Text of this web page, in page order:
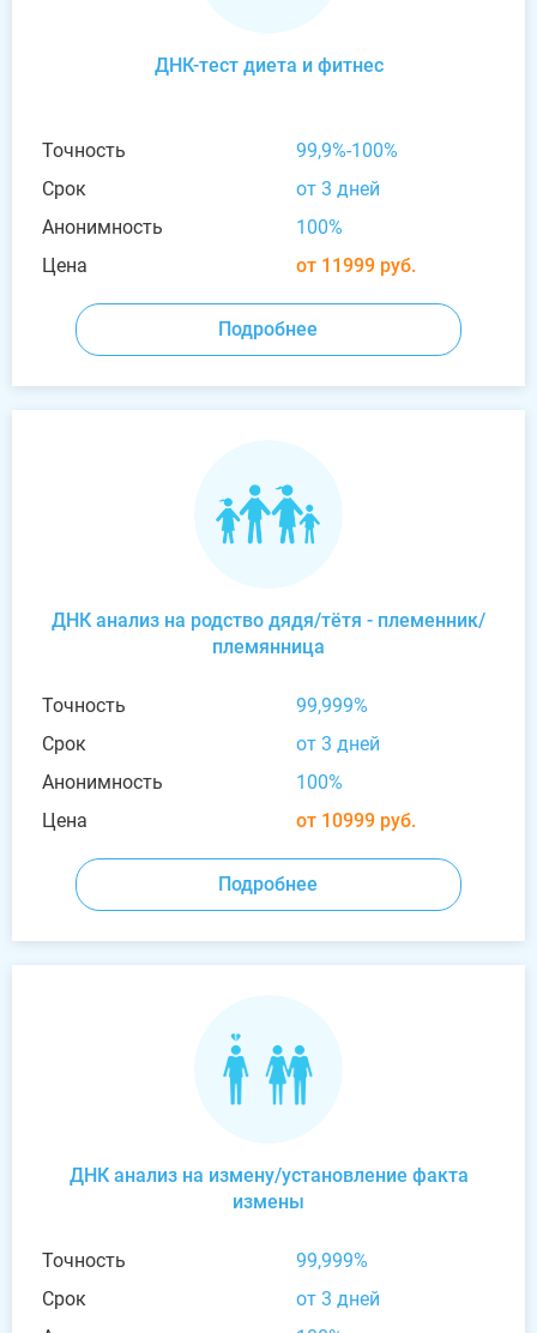
ДНК-тест диета и фитнес
Точность
99,9%-100%
Срок
от 3 дней
Анонимность
100%
Цена
от 11999 руб.
Подробнее
ДНК анализ на родство дядя/тётя - племенник/
племянница
Точность
99,999%
Срок
от 3 дней
Анонимность
100%
Цена
от 10999 руб.
Подробнее
ДНК анализ на измену/установление факта
измены
Точность
99,999%
Срок
от 3 дней